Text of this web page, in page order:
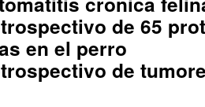
de 65
en el perro
de